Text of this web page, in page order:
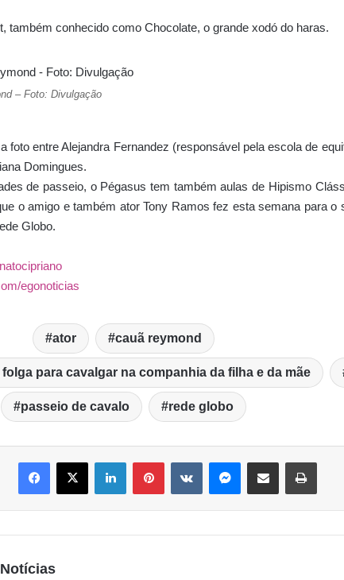
também conhecido como Chocolate, o grande xodó do haras.
– Foto: Divulgação
foto entre Alejandra Fernandez (responsável pela escola de
Domingues.
de passeio, o Pégasus tem também aulas de Hipismo
o amigo e também ator Tony Ramos fez esta semana para o
Globo.
egonoticias
ator cauã reymond
para cavalgar na companhia da filha e da mãe
passeio de cavalo rede globo